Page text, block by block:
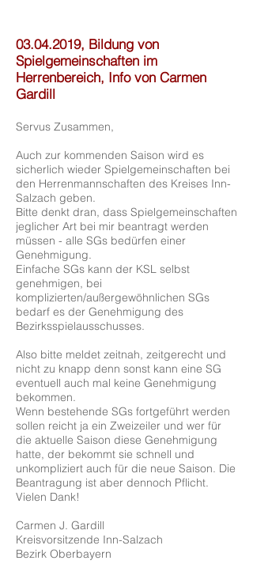
03.04.2019, Bildung von
Spielgemeinschaften im
Herrenbereich, Info von Carmen
Gardill
Servus Zusammen,
Auch zur kommenden Saison wird es
sicherlich wieder Spielgemeinschaften bei
den Herrenmannschaften des Kreises Inn-
Salzach geben.
Bitte denkt dran, dass Spielgemeinschaften
jeglicher Art bei mir beantragt werden
müssen - alle SGs bedürfen einer
Genehmigung.
Einfache SGs kann der KSL selbst
genehmigen, bei
komplizierten/außergewöhnlichen SGs
bedarf es der Genehmigung des
Bezirksspielausschusses.
Also bitte meldet zeitnah, zeitgerecht und
nicht zu knapp denn sonst kann eine SG
eventuell auch mal keine Genehmigung
bekommen.
Wenn bestehende SGs fortgeführt werden
sollen reicht ja ein Zweizeiler und wer für
die aktuelle Saison diese Genehmigung
hatte, der bekommt sie schnell und
unkompliziert auch für die neue Saison. Die
Beantragung ist aber dennoch Pflicht.
Vielen Dank!
Carmen J. Gardill
Kreisvorsitzende Inn-Salzach
Bezirk Oberbayern